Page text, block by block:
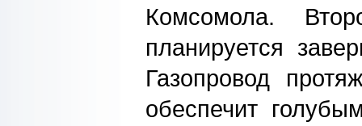
Комсомола.
планируется
Газопровод
обеспечит